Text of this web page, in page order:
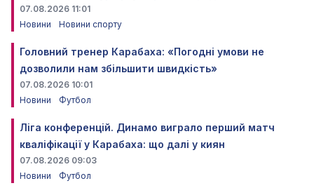
07.08.2026 11:01
Новини
Новини спорту
Головний тренер Карабаха: «Погодні умови не
дозволили нам збільшити швидкість»
07.08.2026 10:01
Новини
Футбол
Ліга конференцій. Динамо виграло перший матч
кваліфікації у Карабаха: що далі у киян
07.08.2026 09:03
Новини
Футбол